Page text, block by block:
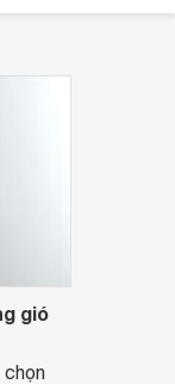
gió
chọn